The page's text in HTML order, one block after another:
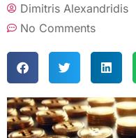
Dimitris Alexandridis
No Comments